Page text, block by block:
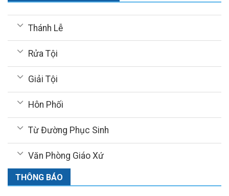
Thánh Lễ
Rửa Tội
Giải Tội
Hôn Phối
Từ Đường Phục Sinh
Văn Phòng Giáo Xứ
THÔNG BÁO